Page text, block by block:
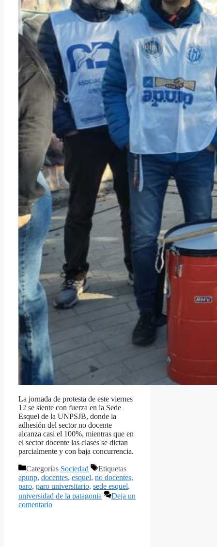
La jornada de protesta de este viernes
12 se siente con fuerza en la Sede
Esquel de la UNPSJB, donde la
adhesión del sector no docente
alcanza casi el 100%, mientras que en
el sector docente las clases se dictan
parcialmente y con baja concurrencia.
Categorías Sociedad
Etiquetas
apunp, docentes, esquel, no docentes,
paro, paro universitario, sede esquel,
universidad de la patagonia
Deja un
comentario